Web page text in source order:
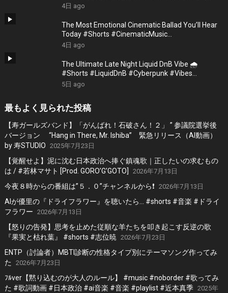
4日 ago
The Most Emotional Cinematic Ballad You’ll Hear
Today #Shorts #CinematicMusic
#EmotionalVibes #Piano
4日 ago
The Ultimate Late Night Liquid DnB Vibe 🌧️
#Shorts #LiquidDnB #Cyberpunk #Vibes
#ElectronicMusic
5日 ago
最もよく見られた投稿
【寿ガールズバンド】「がんばれ！石破さん！２」 ” 参議院選挙後
バージョン “Hang in There, Mr. Ishiba” 緊急リリース（AI動画）
by 寿STUDIO 2025年7月23日
【覚醒せよ】泥に沈む日本政治へ捧ぐ鎮魂歌｜正したいの求むもの
は / #若林マサト [Prod. GORO’G’GOTO]
2026年7月13日
今夜８時からの番組は”５．０”チャンネルから❗️ 2026年7月13日
AIが優里の『ドライフラワー』を聴いたら… #shorts #音楽 #ドライ
フラワー 2026年7月13日
【怒りの告発】思考を止めた従順な羊たちを叩き起こす反逆の歌
『果実と枯れ葉』 #shorts #志位暁 2026年7月23日
ENTP（討論者）MBTI診断の性格タイプ別にテーマソング作ってみ
た
2026年7月23日
ﾌﾙver【黙り込むのが大人のルール】 #music #noborder #歌ってみ
た #歌詞動画 #日本政治 #ai音楽 #音楽 #playlist #近本真季 2025年